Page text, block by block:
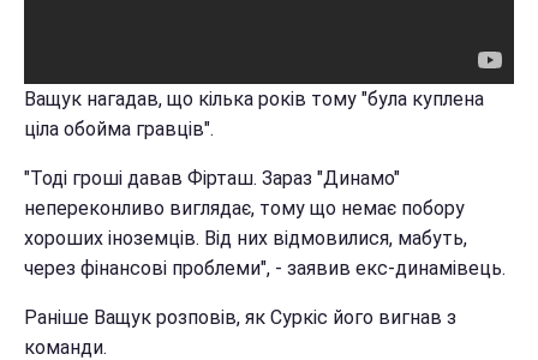
Ващук нагадав, що кілька років тому "була куплена
ціла обойма гравців".
"Тоді гроші давав Фірташ. Зараз "Динамо"
непереконливо виглядає, тому що немає побору
хороших іноземців. Від них відмовилися, мабуть,
через фінансові проблеми", - заявив екс-динамівець.
Раніше Ващук розповів, як Суркіс його вигнав з
команди.